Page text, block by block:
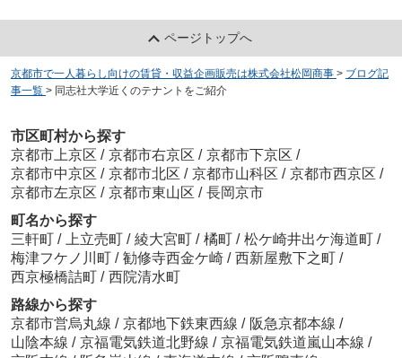
ページトップへ
京都市で一人暮らし向けの賃貸・収益企画販売は株式会社松岡商事 > ブログ記
事一覧 > 同志社大学近くのテナントをご紹介
市区町村から探す
京都市上京区 / 京都市右京区 / 京都市下京区 /
京都市中京区 / 京都市北区 / 京都市山科区 / 京都市西京区 /
京都市左京区 / 京都市東山区 / 長岡京市
町名から探す
三軒町 / 上立売町 / 綾大宮町 / 橘町 / 松ケ崎井出ケ海道町 /
梅津フケノ川町 / 勧修寺西金ケ崎 / 西新屋敷下之町 /
西京極橋詰町 / 西院清水町
路線から探す
京都市営烏丸線 / 京都地下鉄東西線 / 阪急京都本線 /
山陰本線 / 京福電気鉄道北野線 / 京福電気鉄道嵐山本線 /